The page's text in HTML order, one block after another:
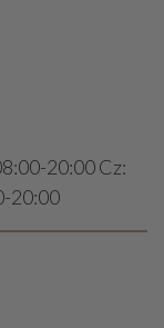
20:00 Cz:
20:00